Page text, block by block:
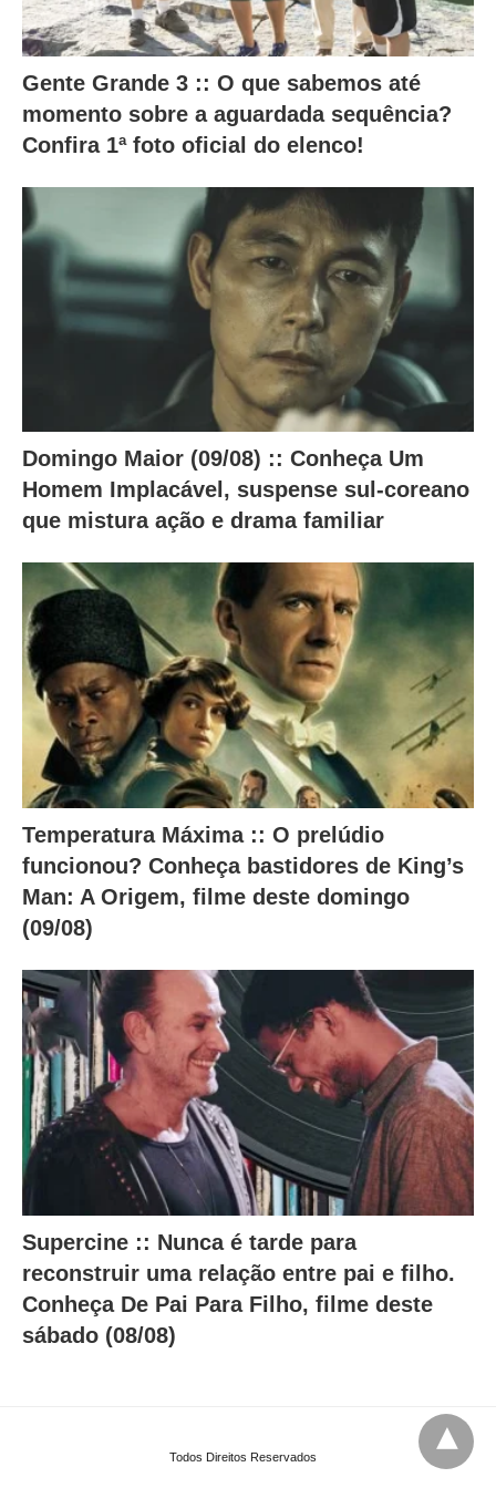
a
m
o
c
o
n
e
a
i
x
.
Gente Grande 3 :: O que sabemos até
momento sobre a aguardada sequência?
Confira 1ª foto oficial do elenco!
Domingo Maior (09/08) :: Conheça Um
Homem Implacável, suspense sul-coreano
que mistura ação e drama familiar
Temperatura Máxima :: O prelúdio
funcionou? Conheça bastidores de King’s
Man: A Origem, filme deste domingo
(09/08)
Supercine :: Nunca é tarde para
reconstruir uma relação entre pai e filho.
Conheça De Pai Para Filho, filme deste
sábado (08/08)
Todos Direitos Reservados